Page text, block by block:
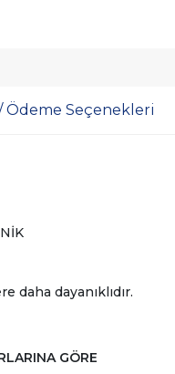
Ödeme Seçenekleri
daha dayanıklıdır.
GÖRE